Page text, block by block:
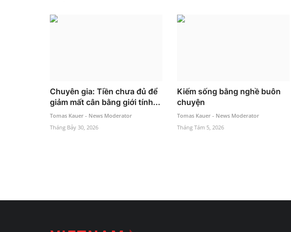
Chuyên gia: Tiền chưa đủ để
giảm mất cân bằng giới tính...
Tomas Kauer - News Moderator
Tháng Bảy 30, 2026
Kiếm sống bằng nghề buôn
chuyện
Tomas Kauer - News Moderator
Tháng Tám 5, 2026